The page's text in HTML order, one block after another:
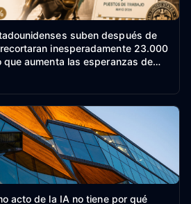
suben después de
inesperadamente 23.000
aumenta las esperanzas de
de interés puedan posponerse.
acto de la IA no tiene por qué